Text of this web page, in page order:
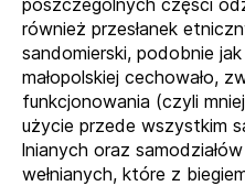
poszczególnych części
również przesłanek
sandomierski, podobnie
małopolskiej cechowało,
funkcjonowania (czyli
użycie przede wszystkim
lnianych oraz
wełnianych, które z